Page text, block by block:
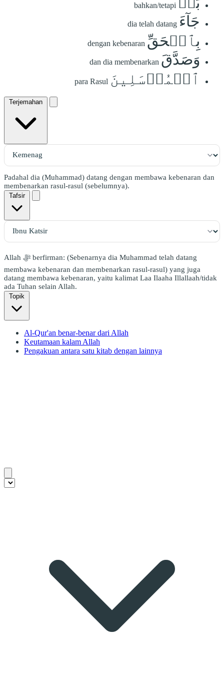
bahkan/tetapi
جَآءَ dia telah datang
بِٱلۡحَقِّ dengan kebenaran
وَصَدَّقَ dan dia membenarkan
ٱلۡمُرۡسَلِينَ para Rasul
Terjemahan
Padahal dia (Muhammad) datang dengan membawa kebenaran dan
membenarkan rasul-rasul (sebelumnya).
Tafsir
Allah ﷻ berfirman: (Sebenarnya dia Muhammad telah datang
membawa kebenaran dan membenarkan rasul-rasul) yang juga
datang membawa kebenaran, yaitu kalimat Laa Ilaaha Illallaah/tidak
ada Tuhan selain Allah.
Topik
Al-Qur'an benar-benar dari Allah
Keutamaan kalam Allah
Pengakuan antara satu kitab dengan lainnya